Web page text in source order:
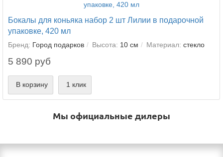
Бокалы для коньяка набор 2 шт Лилии в подарочной
упаковке, 420 мл
Бренд: Город подарков Высота: 10 см Материал: стекло
5 890 руб
В корзину 1 клик
Мы официальные дилеры